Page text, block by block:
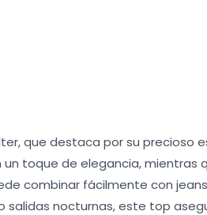
que destaca por su precioso
toque de elegancia, mientras
combinar fácilmente con
salidas nocturnas, este top